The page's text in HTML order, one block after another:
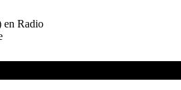
en Radio